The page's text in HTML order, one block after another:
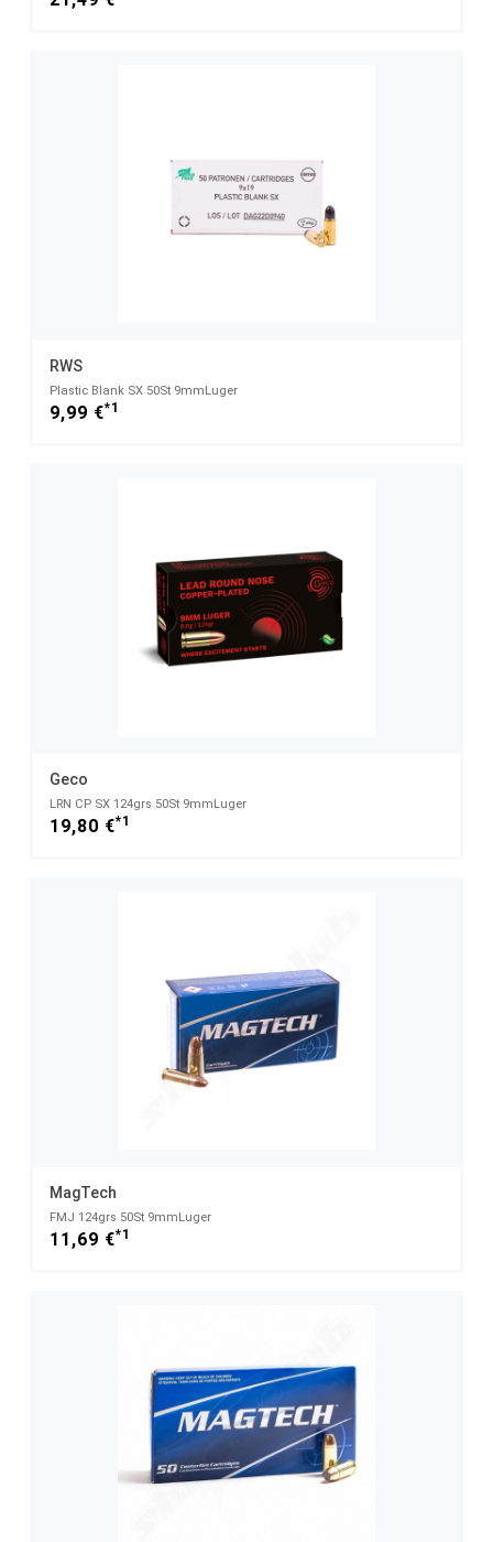
RWS
Plastic Blank SX 50St 9mmLuger
9,99 €*1
Geco
LRN CP SX 124grs 50St 9mmLuger
19,80 €*1
MagTech
FMJ 124grs 50St 9mmLuger
11,69 €*1